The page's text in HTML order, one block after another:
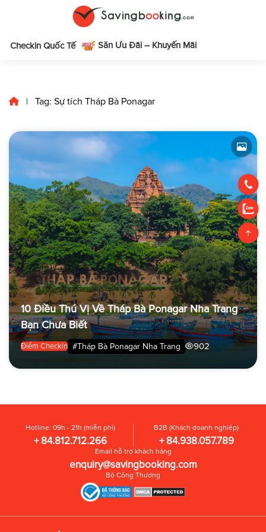
Checkin Quốc Tế Săn Ưu Đãi – Khuyến Mãi
| Tag: Sự tích Tháp Bà Ponagar
10 Điều Thú Vị Về Tháp Bà Ponagar Nha Trang
Bạn Chưa Biết
Điểm Checkin #Tháp Bà Ponagar Nha Trang 902
Hotline: 09h - 21h (miễn phí)
+ 84.812.712.266
B2B (Khách doanh nghiệp)
+ 84.938.057.789
Email hỗ trợ khách hàng
enquiry@savingbooking.com
Bộ Công Thương